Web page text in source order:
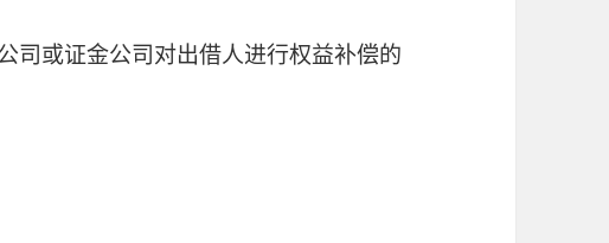
司或证金公司对出借人进行权益补偿的